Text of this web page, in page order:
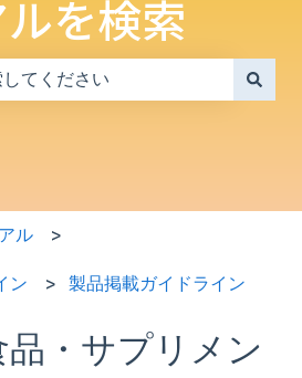
を検索
ル
ン 製品掲載ガイドライン
・サプリメン